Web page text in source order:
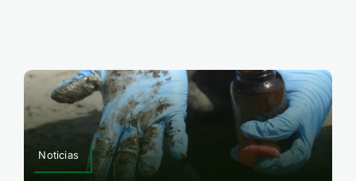
Noticias